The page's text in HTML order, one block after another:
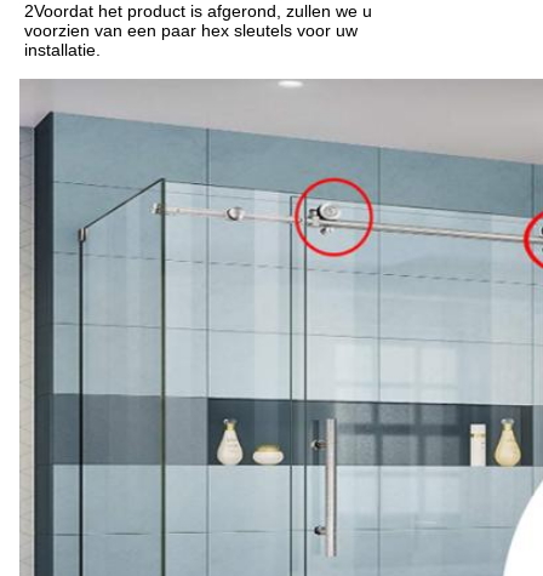
2Voordat het product is afgerond, zullen we u
voorzien van een paar hex sleutels voor uw
installatie.